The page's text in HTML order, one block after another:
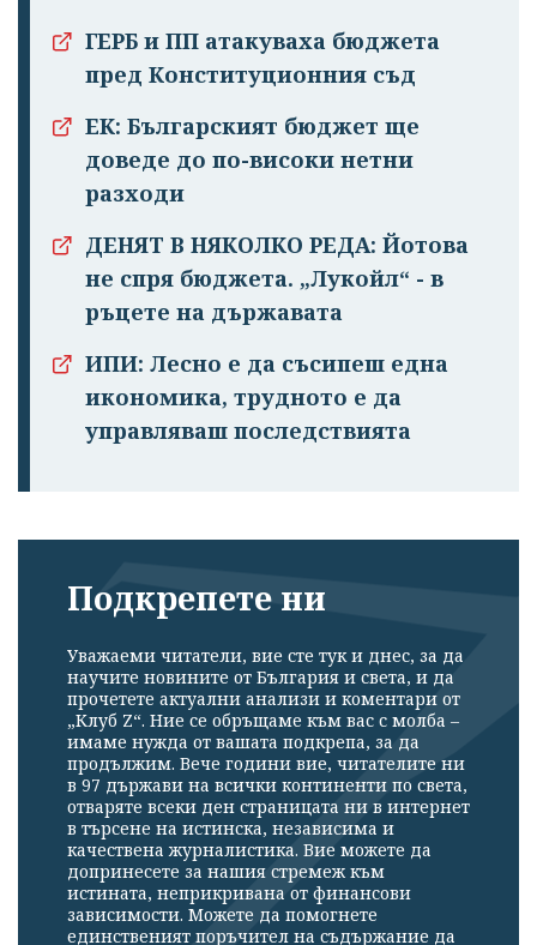
ГЕРБ и ПП атакуваха бюджета
пред Конституционния съд
ЕК: Българският бюджет ще
доведе до по-високи нетни
разходи
ДЕНЯТ В НЯКОЛКО РЕДА: Йотова
не спря бюджета. „Лукойл“ - в
ръцете на държавата
ИПИ: Лесно е да съсипеш една
икономика, трудното е да
управляваш последствията
Подкрепете ни
Уважаеми читатели, вие сте тук и днес, за да
научите новините от България и света, и да
прочетете актуални анализи и коментари от
„Клуб Z“. Ние се обръщаме към вас с молба –
имаме нужда от вашата подкрепа, за да
продължим. Вече години вие, читателите ни
в 97 държави на всички континенти по света,
отваряте всеки ден страницата ни в интернет
в търсене на истинска, независима и
качествена журналистика. Вие можете да
допринесете за нашия стремеж към
истината, неприкривана от финансови
зависимости. Можете да помогнете
единственият поръчител на съдържание да